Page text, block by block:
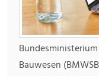
Bauwesen